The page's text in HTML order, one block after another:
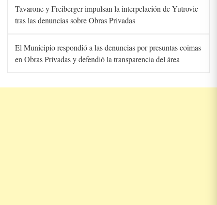
Tavarone y Freiberger impulsan la interpelación de Yutrovic
tras las denuncias sobre Obras Privadas
El Municipio respondió a las denuncias por presuntas coimas
en Obras Privadas y defendió la transparencia del área